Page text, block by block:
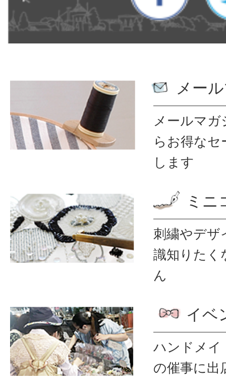
メー
メールマ
ら お得なセ
します
ミニ
刺繍やデザ
識知りたく
ん
イベ
ハンドメイ
の催事に出